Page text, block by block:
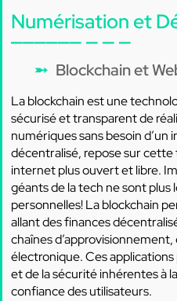
Numérisation et
Blockchain et
La blockchain est une
sécurisé et transparent de
numériques sans besoin d’un
décentralisé, repose sur
internet plus ouvert et libre.
géants de la tech ne sont plus
personnelles! La blockchain
allant des finances
chaînes
électronique. Ces
et de la sécurité inhérentes à
confiance des utilisateurs.